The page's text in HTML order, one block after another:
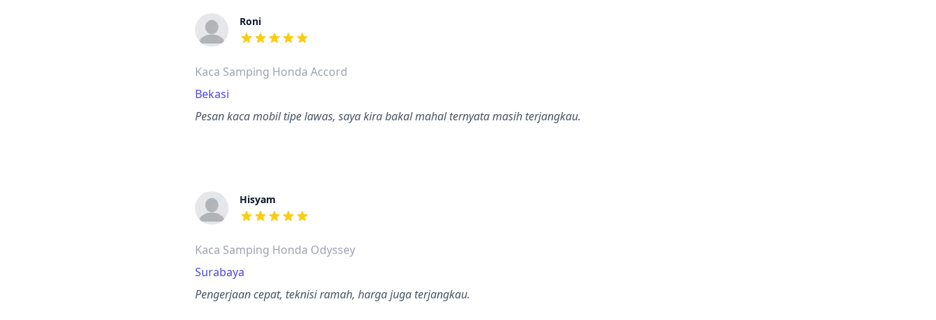
Roni
dari ulasan adalah bintang lima
Kaca Samping Honda Accord
Bekasi
Pesan kaca mobil tipe lawas, saya kira bakal mahal ternyata masih terjangkau.
Hisyam
dari ulasan adalah bintang lima
Kaca Samping Honda Odyssey
Surabaya
Pengerjaan cepat, teknisi ramah, harga juga terjangkau.